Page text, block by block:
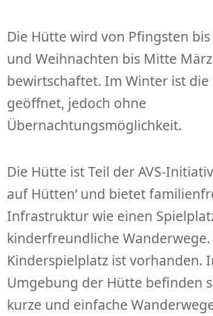
Die Hütte wird von Pfingsten
und Weihnachten bis Mitte März
bewirtschaftet. Im Winter ist die
geöffnet, jedoch ohne
Übernachtungsmöglichkeit.
Die Hütte ist Teil der AVS-
auf Hütten‘ und bietet
Infrastruktur wie einen
kinderfreundliche Wanderwege.
Kinderspielplatz ist vorhanden.
Umgebung der Hütte befinden
kurze und einfache